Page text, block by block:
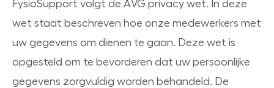
FysioSupport volgt de AVG privacy wet. In deze
wet staat beschreven hoe onze medewerkers met
uw gegevens om dienen te gaan. Deze wet is
opgesteld om te bevorderen dat uw persoonlijke
gegevens zorgvuldig worden behandeld. De